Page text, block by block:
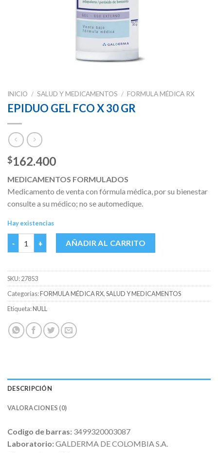
INICIO / SALUD Y MEDICAMENTOS / FORMULA MÉDICA RX
EPIDUO GEL FCO X 30 GR
$162.400
MEDICAMENTOS FORMULADOS
Medicamento de venta con fórmula médica, por su bienestar
consulte a su médico; no se automedique.
Hay existencias
EPIDUO GEL FCO X 30 GR cantidad
AÑADIR AL CARRITO
SKU:27853
Categorías:FORMULA MÉDICA RX,SALUD Y MEDICAMENTOS
Etiqueta:NULL
DESCRIPCIÓN
VALORACIONES (0)
Codigo de barras: 3499320003087
Laboratorio:GALDERMA DE COLOMBIA S.A.